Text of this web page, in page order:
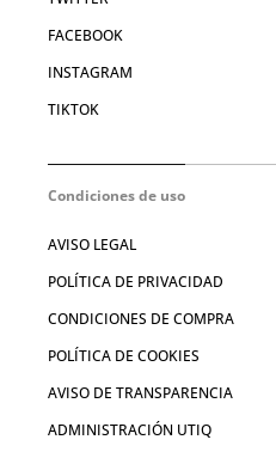
FACEBOOK
INSTAGRAM
TIKTOK
Condiciones de uso
AVISO LEGAL
POLÍTICA DE PRIVACIDAD
CONDICIONES DE COMPRA
POLÍTICA DE COOKIES
AVISO DE TRANSPARENCIA
ADMINISTRACIÓN UTIQ